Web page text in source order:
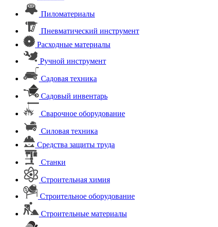
Пиломатериалы
Пневматический инструмент
Расходные материалы
Ручной инструмент
Садовая техника
Садовый инвентарь
Сварочное оборудование
Силовая техника
Средства защиты труда
Станки
Строительная химия
Строительное оборудование
Строительные материалы